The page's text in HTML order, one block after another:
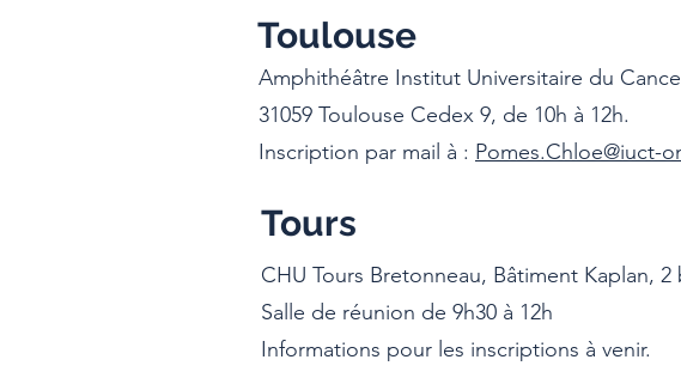
Toulouse
Amphithéâtre Institut Universitaire du
31059 Toulouse Cedex 9, de 10h à 12h.
Inscription par mail à : Pomes.Chloe@iuct-
Tours
CHU Tours Bretonneau, Bâtiment Kaplan,
Salle de réunion de 9h30 à 12h
Informations pour les inscriptions à venir.